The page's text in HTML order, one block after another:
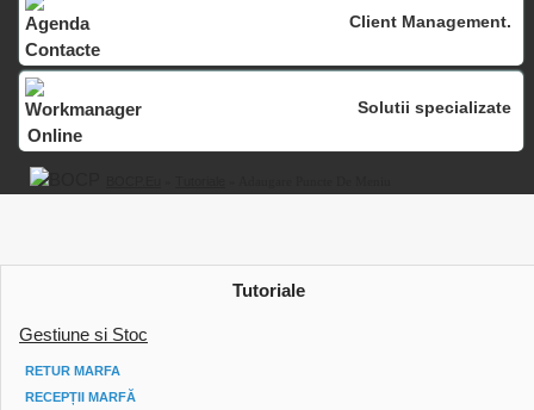
Client Management.
Solutii specializate
Tutoriale
Gestiune si Stoc
RETUR MARFA
RECEPȚII MARFĂ